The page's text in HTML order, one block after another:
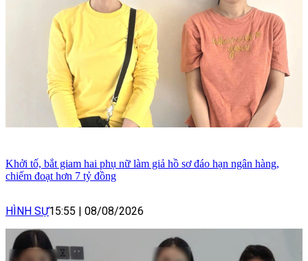
Khởi tố, bắt giam hai phụ nữ làm giả hồ sơ đáo hạn ngân hàng,
chiếm đoạt hơn 7 tỷ đồng
HÌNH SỰ15:55 08/08/2026